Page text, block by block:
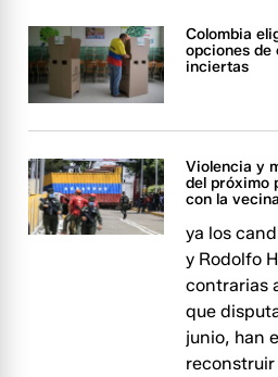
Colombia
opciones de
inciertas
Violencia y
del próximo
con la
ya los
y Rodolfo
contrarias
que
junio, han